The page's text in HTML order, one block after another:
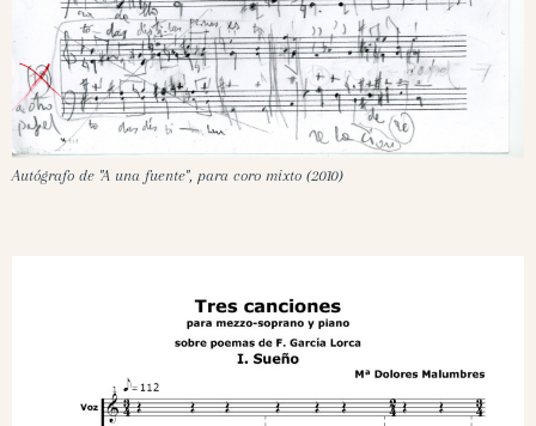
Autógrafo de "A una fuente", para coro mixto (2010)